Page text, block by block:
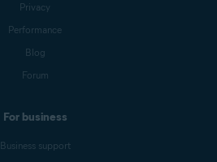
Privacy
Performance
Blog
Forum
For business
Business support